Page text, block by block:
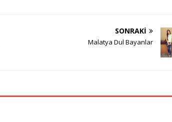
SONRAKI
Malatya Dul Bayanlar